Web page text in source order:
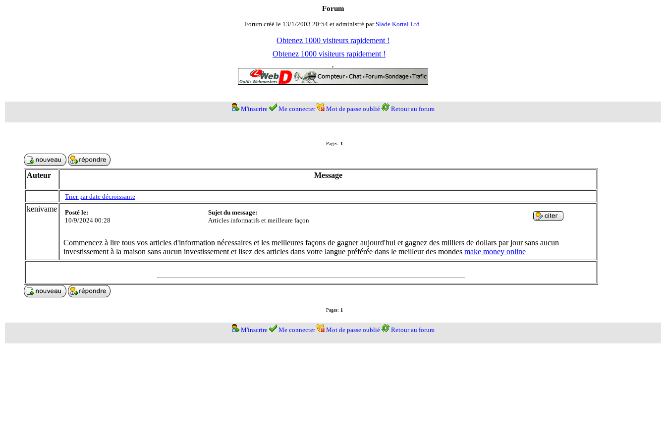
Forum
Forum créé le 13/1/2003 20:54 et administré parSlade Kortal Ltd.
Obtenez 1000 visiteurs rapidement !
Obtenez 1000 visiteurs rapidement !
M'inscrire Me connecter Mot de passe oublié Retour au forum
Pages: 1
Auteur Message
Trier par date décroissante
kenivame
Posté le:
10/9/2024 00:28
Sujet du message:
Articles informatifs et meilleure façon
Commencez à lire tous vos articles d'information nécessaires et les meilleures façons de gagner aujourd'hui et gagnez des milliers de dollars par jour sans aucun
investissement à la maison sans aucun investissement et lisez des articles dans votre langue préférée dans le meilleur des mondes make money online
Pages: 1
M'inscrire Me connecter Mot de passe oublié Retour au forum